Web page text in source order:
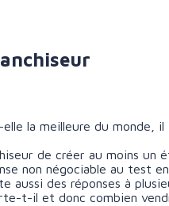
la meilleure du monde,
de créer au moins
non négociable au test
aussi des réponses à
t-il et donc combien